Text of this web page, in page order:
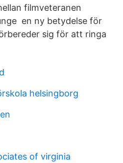
filmveteranen
en ny betydelse för
sig för att ringa
helsingborg
of virginia